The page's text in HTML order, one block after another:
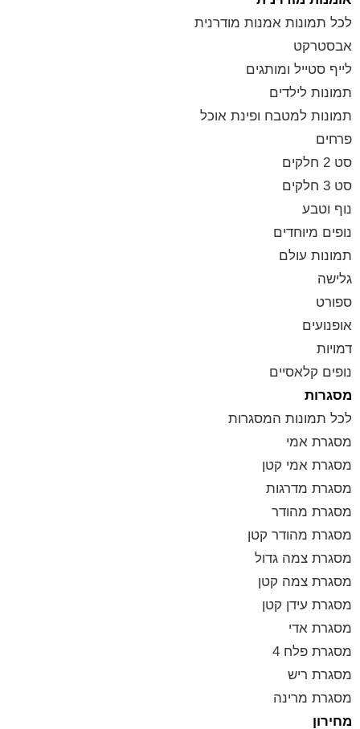
לכל תמונות אמנות מודרנית
אבסטרקט
לייף סטייל ומותגים
תמונות לילדים
תמונות למטבח ופינת אוכל
פרחים
סט 2 חלקים
סט 3 חלקים
נוף וטבע
נופים מיוחדים
תמונות עולם
גלישה
ספורט
אופנועים
דמויות
נופים קלאסיים
מסגרות
לכל תמונות המסגרות
מסגרת אמי
מסגרת אמי קטן
מסגרת מדרגות
מסגרת מהודר
מסגרת מהודר קטן
מסגרת צמה גדול
מסגרת צמה קטן
מסגרת עידן קטן
מסגרת אדי
מסגרת פלח 4
מסגרת ריש
מסגרת מרינה
מחירון